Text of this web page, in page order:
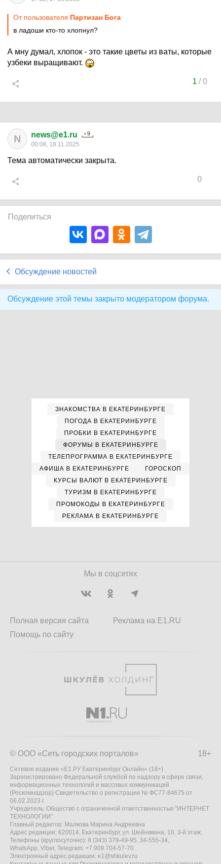
От пользователя Партизан Бога
в ладоши кто-то хлопнул?
А мну думал, хлопок - это такие цветы из ваты, которые
узбеки выращивают.
1 /0
N news@e1.ru
00:08, 18.11.2025
Тема автоматически закрыта.
0
Поделиться
Обсуждение новостей
Обсуждение этой темы закрыто модератором форума.
ЗНАКОМСТВА В ЕКАТЕРИНБУРГЕ
ПОГОДА В ЕКАТЕРИНБУРГЕ
ПРОБКИ В ЕКАТЕРИНБУРГЕ
ФОРУМЫ В ЕКАТЕРИНБУРГЕ
ТЕЛЕПРОГРАММА В ЕКАТЕРИНБУРГЕ
АФИША В ЕКАТЕРИНБУРГЕ
ГОРОСКОП
КУРСЫ ВАЛЮТ В ЕКАТЕРИНБУРГЕ
ТУРИЗМ В ЕКАТЕРИНБУРГЕ
ПРОМОКОДЫ В ЕКАТЕРИНБУРГЕ
РЕКЛАМА В ЕКАТЕРИНБУРГЕ
Мы в соцсетях
Полная версия сайта
Помощь по сайту
Реклама на E1.RU
18+
© ООО «Сеть городских порталов»
Сетевое издание «Е1.РУ Екатеринбург Онлайн» (18+)
Зарегистрировано Федеральной службой по надзору в сфере связи,
информационных технологий и массовых коммуникаций
(Роскомнадзор) Свидетельство о регистрации № ФС77-84675 от
06.02.2023 г.
Учредитель: Общество с ограниченной ответственностью "ИНТЕРНЕТ
ТЕХНОЛОГИИ"
Главный редактор: Малкова Марина Андреевна
Адрес редакции: 620014, Екатеринбург, ул. Шейнкмана, 10, 3-й этаж,
Телефоны (круглосуточно): 8 (343) 379-49-95, 34-555-34,
WhatsApp, Viber, Telegram: +7 909 704-57-70
Электронный адрес редакции: e1@shkulev.ru